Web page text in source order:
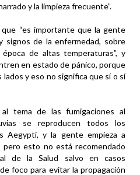
y la limpieza frecuente”.
“es importante que la gente
de la enfermedad, sobre
de altas temperaturas”, y
en estado de pánico, porque
y eso no significa que sí o sí
tema de las fumigaciones al
se reproducen todos los
Aegypti, y la gente empieza a
pero esto no está recomendado
de la Salud salvo en casos
foco para evitar la propagación